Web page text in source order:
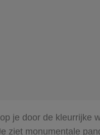
je door de kleurrijke
ziet monumentale